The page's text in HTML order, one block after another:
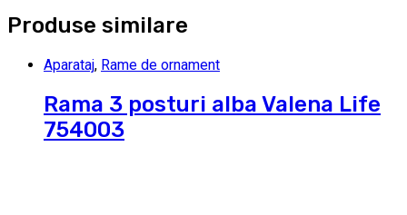
Produse similare
Aparataj, Rame de ornament
Rama 3 posturi alba Valena Life
754003